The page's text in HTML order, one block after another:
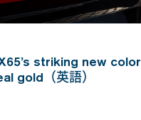
striking new color
gold（英語）